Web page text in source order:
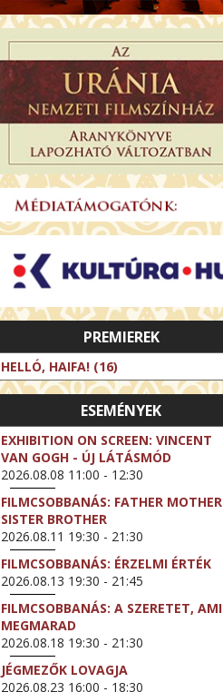
PREMIEREK
HELLÓ, HAIFA! (16)
ESEMÉNYEK
EXHIBITION ON SCREEN: VINCENT
VAN GOGH - ÚJ LÁTÁSMÓD
2026.08.08 11:00 - 12:30
FILMCSOBBANÁS: FATHER MOTHER
SISTER BROTHER
2026.08.11 19:30 - 21:30
FILMCSOBBANÁS: ÉRZELMI ÉRTÉK
2026.08.13 19:30 - 21:45
FILMCSOBBANÁS: A SZERETET, AMI
MEGMARAD
2026.08.18 19:30 - 21:30
JÉGMEZŐK LOVAGJA
2026.08.23 16:00 - 18:30